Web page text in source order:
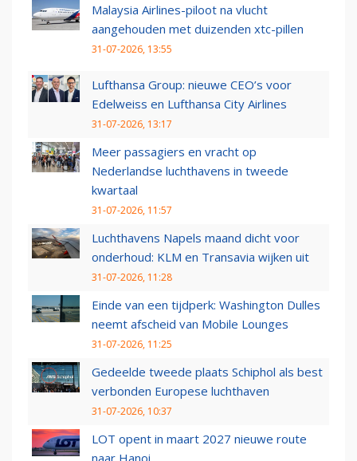
Malaysia Airlines-piloot na vlucht
aangehouden met duizenden xtc-pillen
31-07-2026, 13:55
Lufthansa Group: nieuwe CEO’s voor
Edelweiss en Lufthansa City Airlines
31-07-2026, 13:17
Meer passagiers en vracht op
Nederlandse luchthavens in tweede
kwartaal
31-07-2026, 11:57
Luchthavens Napels maand dicht voor
onderhoud: KLM en Transavia wijken uit
31-07-2026, 11:28
Einde van een tijdperk: Washington Dulles
neemt afscheid van Mobile Lounges
31-07-2026, 11:25
Gedeelde tweede plaats Schiphol als best
verbonden Europese luchthaven
31-07-2026, 10:37
LOT opent in maart 2027 nieuwe route